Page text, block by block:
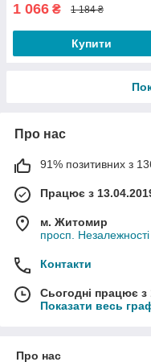
1 066 ₴ 1 184 ₴
Купити
Про нас
91% позитивних з
Працює з
м. Житомир
просп.
Контакти
Сьогодні працює з
Показати весь
Про нас